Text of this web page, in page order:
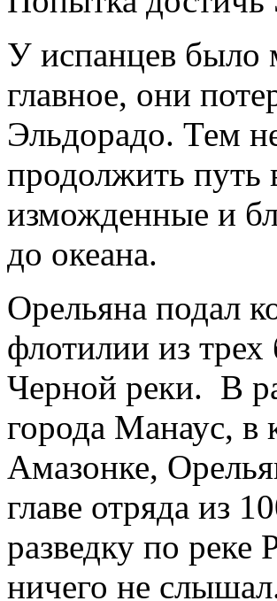
У испанцев было
главное, они
Эльдорадо. Тем
продолжить путь
изможденные и
до океана.
Орельяна подал
флотилии из
Черной реки. В
города Манаус, в
Амазонке,
главе отряда из
разведку по
ничего не